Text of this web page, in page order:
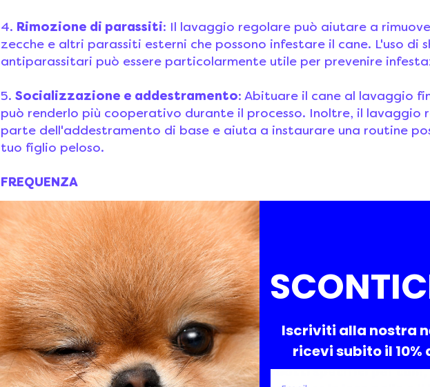
4. Rimozione di parassiti: Il lavaggio regolare può aiutare a
zecche e altri parassiti esterni che possono infestare il cane. L'uso di
antiparassitari può essere particolarmente utile per prevenire
5. Socializzazione e addestramento: Abituare il cane al lavaggio
può renderlo più cooperativo durante il processo. Inoltre, il lavaggio
parte dell'addestramento di base e aiuta a instaurare una routine
tuo figlio peloso.
FREQUENZA
Dipende da diversi fattori quali razza, lunghezza del mantello e
cane ma più di tutto dal prodotto che decidete di utilizzare.
Lo sapete che attualmente in Italia non esiste una specifica
cosmetici per animali? Questi ultimi vengono classificati come
vendita” e possono quindi contenere sostanze vietate per i
umani.
Allucinante vero?
Dunque prestate attenzione alle etichette per carità.
Per concludere se e solo se parliamo di prodotti specifici per cani,
Iscriviti alla nostra
ricevi subito il 10%